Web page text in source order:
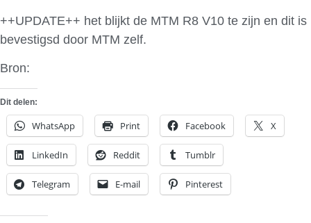
++UPDATE++ het blijkt de MTM R8 V10 te zijn en dit is
bevestigsd door MTM zelf.
Bron:
Dit delen:
WhatsApp Print Facebook X
LinkedIn Reddit Tumblr
Telegram E-mail Pinterest